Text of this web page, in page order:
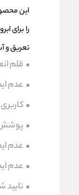
این
را برای
تعریق و
قلم
عدم
پوشش
عدم
عدم